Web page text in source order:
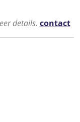
details. contact